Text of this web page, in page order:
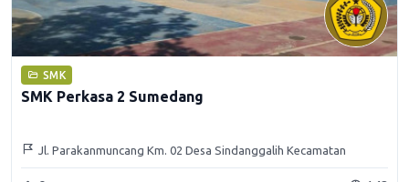
SMK
SMK Perkasa 2 Sumedang
Jl. Parakanmuncang Km. 02 Desa Sindanggalih Kecamatan
Cimanggung Kabupaten Sumedang